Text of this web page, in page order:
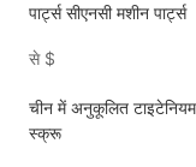
पार्ट्स सीएनसी मशीन पार्ट्स
से $
चीन में अनुकूलित
स्क्रू